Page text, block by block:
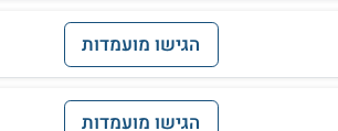
הגישו מועמדות
הגישו מועמדות